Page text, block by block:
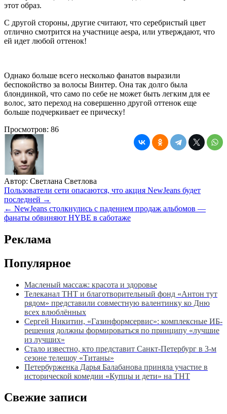
этот образ.
С другой стороны, другие считают, что серебристый цвет
отлично смотрится на участнице aespa, или утверждают, что
ей идет любой оттенок!
Однако больше всего несколько фанатов выразили
беспокойство за волосы Винтер. Она так долго была
блондинкой, что само по себе не может быть легким для ее
волос, зато переход на совершенно другой оттенок еще
больше подчеркивает ее прическу!
Просмотров: 86
Автор: Светлана Светлова
Навигация
по
записям
Пользователи сети опасаются, что акция NewJeans будет
последней →
← NewJeans столкнулись с падением продаж альбомов —
фанаты обвиняют HYBE в саботаже
Реклама
Популярное
Масленый массаж: красота и здоровье
Телеканал ТНТ и благотворительный фонд «Антон тут
рядом» представили совместную валентинку ко Дню
всех влюблённых
Сергей Никитин, «Газинформсервис»: комплексные ИБ-
решения должны формироваться по принципу «лучшие
из лучших»
Стало известно, кто представит Санкт-Петербург в 3-м
сезоне телешоу «Титаны»
Петербурженка Дарья Балабанова приняла участие в
исторической комедии «Купцы и дети» на ТНТ
Свежие записи